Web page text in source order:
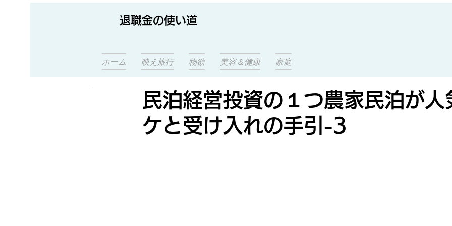
退職金の使い道
ホーム 映え旅行 物欲 美容＆健康 家庭
民泊経営投資の１つ農家民泊が人
ケと受け入れの手引-3